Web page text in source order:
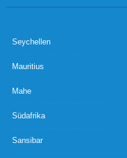
Seychellen
Mauritius
Mahe
Südafrika
Sansibar